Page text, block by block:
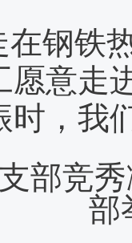
在钢铁
愿意走
时，我
支部竞
部